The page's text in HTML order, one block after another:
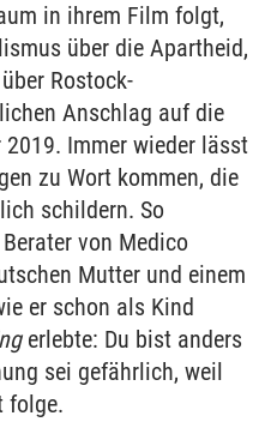
in ihrem Film folgt,
über die Apartheid,
Rostock-
Anschlag auf die
Immer wieder lässt
zu Wort kommen, die
schildern. So
von Medico
Mutter und einem
er schon als Kind
erlebte: Du bist anders
sei gefährlich, weil
folge.